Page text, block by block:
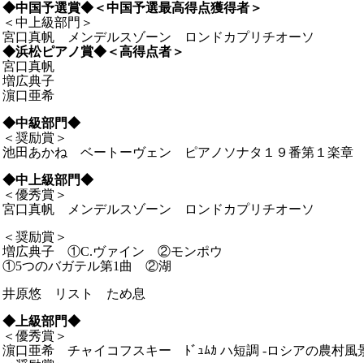
◆中国予選賞◆＜中国予選最高得点獲得者＞
＜中上級部門＞
宮口真帆 メンデルスゾーン ロンドカプリチオーソ
◆浜松ピアノ賞◆＜高得点者＞
宮口真帆
増広典子
濵口亜希
◆中級部門◆
＜奨励賞＞
池田あかね ベートーヴェン ピアノソナタ１９番第１楽章
◆中上級部門◆
＜優秀賞＞
宮口真帆 メンデルスゾーン ロンドカプリチオーソ
＜奨励賞＞
増広典子 ①C.ヴァイン ②モンポウ
①5つのバガテル第1曲 ②湖
井原悠 リスト ため息
◆ 上級部門◆
＜優秀賞＞
濵口亜希 チャイコフスキー ﾄﾞｭﾑｶ ハ短調 -ロシアの農村風